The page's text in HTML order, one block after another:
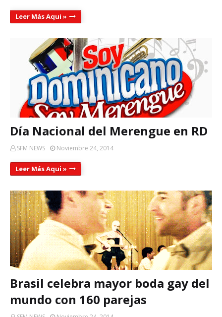
Leer Más Aqui »
Día Nacional del Merengue en RD
SFM NEWS Noviembre 24, 2014
Leer Más Aqui »
Brasil celebra mayor boda gay del
mundo con 160 parejas